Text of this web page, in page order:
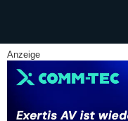
Anzeige